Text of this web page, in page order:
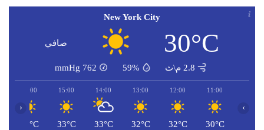
New York City
30°C صافي
2.8 م\ث 59%
762
mmHg
11:00
30°C
12:00
32°C
13:00
32°C
14:00
33°C
15:00
33°C
16:00
33°C
‹ ›